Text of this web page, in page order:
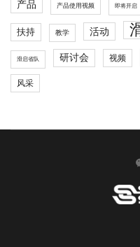
产品 产品使用视频 即将开启
扶持 教学 活动
滑启省队 研讨会 视频
风采